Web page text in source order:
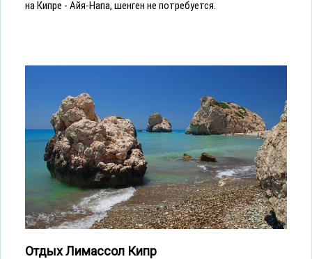
на Кипре - Айя-Напа, шенген не потребуется.
Отдых Лимассол Кипр